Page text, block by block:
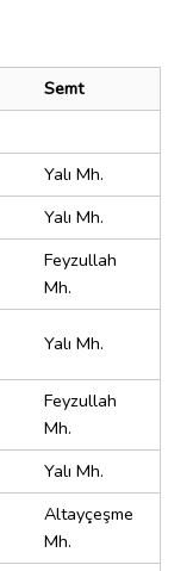
Semt
Yalı Mh.
Yalı Mh.
Feyzullah
Mh.
Yalı Mh.
Feyzullah
Mh.
Yalı Mh.
Altayçeşme
Mh.